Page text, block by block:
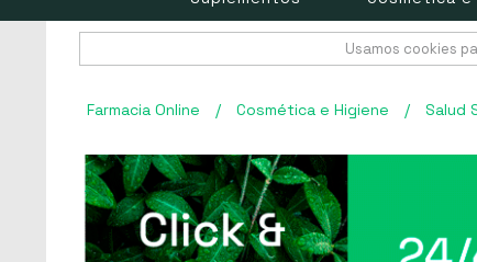
Usamos cookies
Farmacia Online / Cosmética e Higiene / Salud